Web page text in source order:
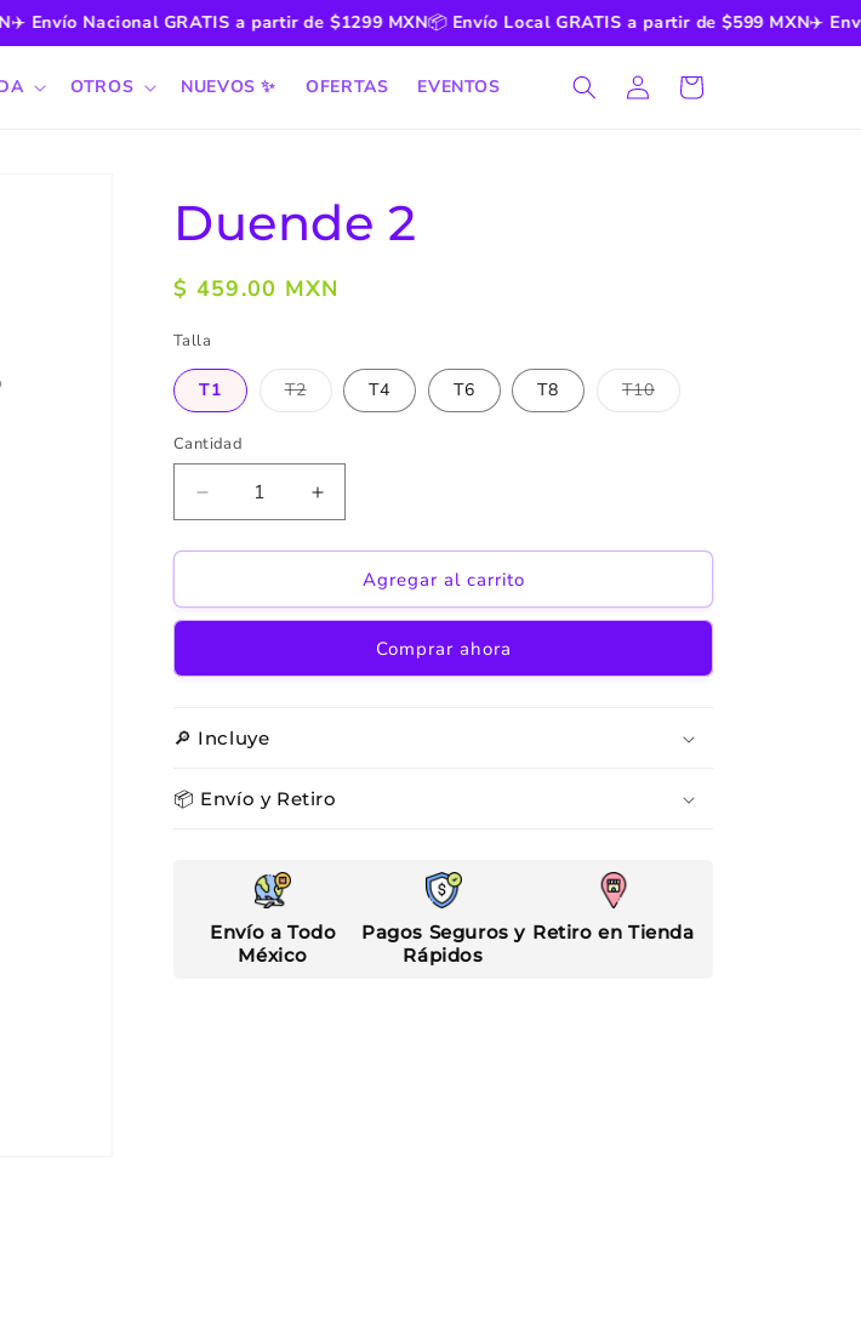
Envío Nacional GRATIS a partir de $1299 MXN📦Envío Local GRATIS a partir de $599 MXN✈️Envío
OTROS NUEVOS ✨ OFERTAS EVENTOS
Iniciar
sesión
Carrito
Duende 2
Precio
$ 459.00 MXN
Talla
T1 T2
Variante
T4 T6 T8 T10
Variante
Cantidad
Reducir
cantidad
para
2
Aumentar
cantidad
para
Duende
2
Agregar al carrito
Comprar ahora
🔎 Incluye
📦 Envío y Retiro
Envío a Todo
México
Pagos Seguros y
Rápidos
Retiro en Tienda